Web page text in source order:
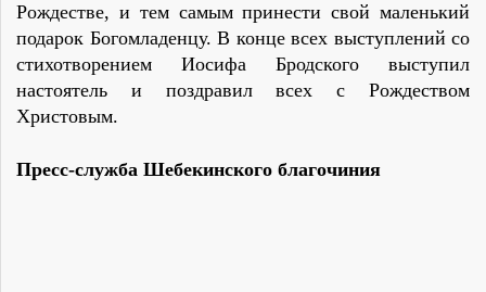
Рождестве, и тем самым принести свой маленький
подарок Богомладенцу. В конце всех выступлений со
стихотворением Иосифа Бродского выступил
настоятель и поздравил всех с Рождеством
Христовым.
Пресс-служба Шебекинского благочиния